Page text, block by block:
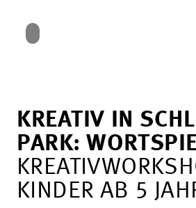
KREATIV IN
PARK:
KINDER AB 5